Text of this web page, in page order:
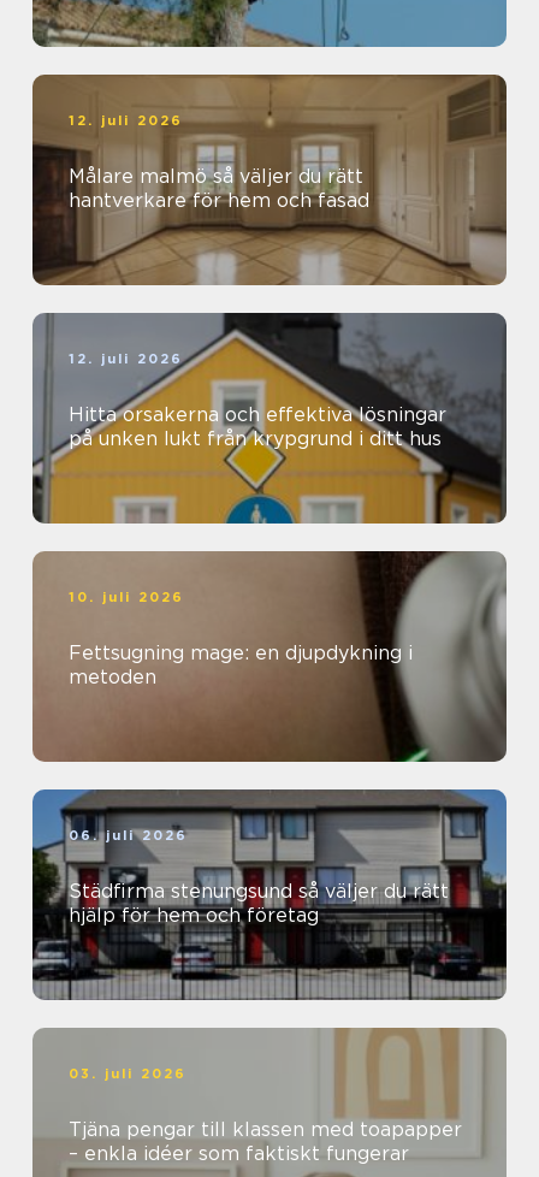
12. juli 2026
Målare malmö så väljer du rätt
hantverkare för hem och fasad
12. juli 2026
Hitta orsakerna och effektiva lösningar
på unken lukt från krypgrund i ditt hus
10. juli 2026
Fettsugning mage: en djupdykning i
metoden
06. juli 2026
Städfirma stenungsund så väljer du rätt
hjälp för hem och företag
03. juli 2026
Tjäna pengar till klassen med toapapper
– enkla idéer som faktiskt fungerar